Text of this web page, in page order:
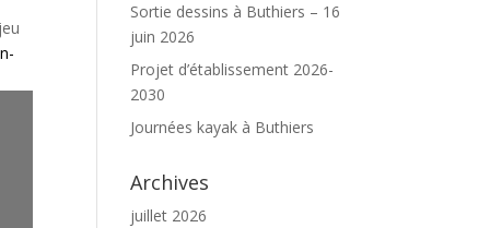
Sortie dessins à Buthiers – 16
juin 2026
Projet d’établissement 2026-
2030
Journées kayak à Buthiers
Archives
juillet 2026